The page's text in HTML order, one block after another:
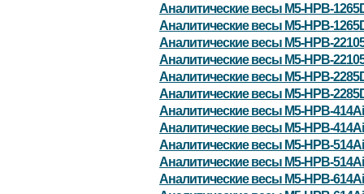
Аналитические весы M5-HPB-
Аналитические весы M5-HPB-
Аналитические весы M5-HPB-
Аналитические весы M5-HPB-
Аналитические весы M5-HPB-
Аналитические весы M5-HPB-
Аналитические весы M5-HPB-414Ai
Аналитические весы M5-HPB-
Аналитические весы M5-HPB-514Ai
Аналитические весы M5-HPB-
Аналитические весы M5-HPB-614Ai